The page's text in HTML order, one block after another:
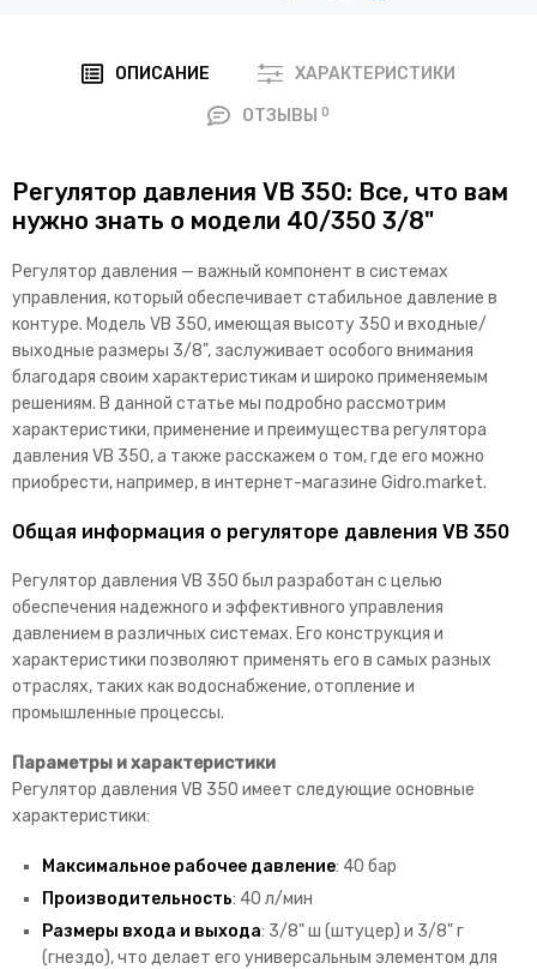
ОПИСАНИЕ ХАРАКТЕРИСТИКИ
ОТЗЫВЫ 0
Регулятор давления VB 350: Все, что вам
нужно знать о модели 40/350 3/8"
Регулятор давления — важный компонент в системах
управления, который обеспечивает стабильное давление в
контуре. Модель VB 350, имеющая высоту 350 и входные/
выходные размеры 3/8", заслуживает особого внимания
благодаря своим характеристикам и широко применяемым
решениям. В данной статье мы подробно рассмотрим
характеристики, применение и преимущества регулятора
давления VB 350, а также расскажем о том, где его можно
приобрести, например, в интернет-магазине Gidro.market.
Общая информация о регуляторе давления VB 350
Регулятор давления VB 350 был разработан с целью
обеспечения надежного и эффективного управления
давлением в различных системах. Его конструкция и
характеристики позволяют применять его в самых разных
отраслях, таких как водоснабжение, отопление и
промышленные процессы.
Параметры и характеристики
Регулятор давления VB 350 имеет следующие основные
характеристики:
Максимальное рабочее давление: 40 бар
Производительность: 40 л/мин
Размеры входа и выхода: 3/8" ш (штуцер) и 3/8" г
(гнездо), что делает его универсальным элементом для